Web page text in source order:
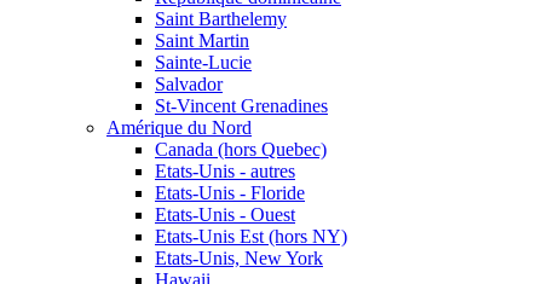
Saint Barthelemy
Saint Martin
Sainte-Lucie
Salvador
St-Vincent Grenadines
Amérique du Nord
Canada (hors Quebec)
Etats-Unis - autres
Etats-Unis - Floride
Etats-Unis - Ouest
Etats-Unis Est (hors NY)
Etats-Unis, New York
Hawaii